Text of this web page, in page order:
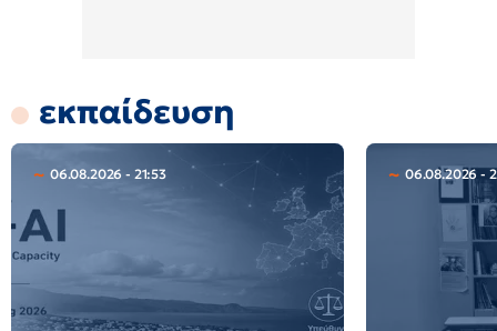
εκπαίδευση
06.08.2026 - 21:53 06.08.2026 -